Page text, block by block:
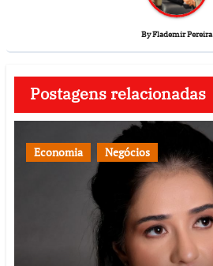
ByFlademir Pereira
Postagens relacionadas
Economia Negócios